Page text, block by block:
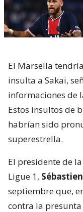
El Marsella
insulta a Sakai,
informaciones de
Estos insultos de
habrían sido
superestrella.
El presidente de
Ligue 1,
septiembre que,
contra la